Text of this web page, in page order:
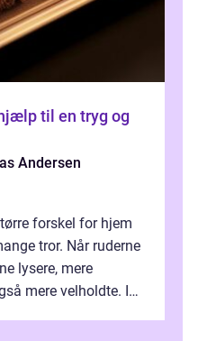
Andersen
forskel for hjem
tror. Når ruderne
lysere, mere
mere velholdte. I